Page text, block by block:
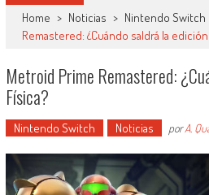
Home > Noticias > Nintendo Switch
Remastered: ¿Cuándo saldrá la
Metroid Prime Remastered:
Física?
Nintendo Switch Noticias porA.